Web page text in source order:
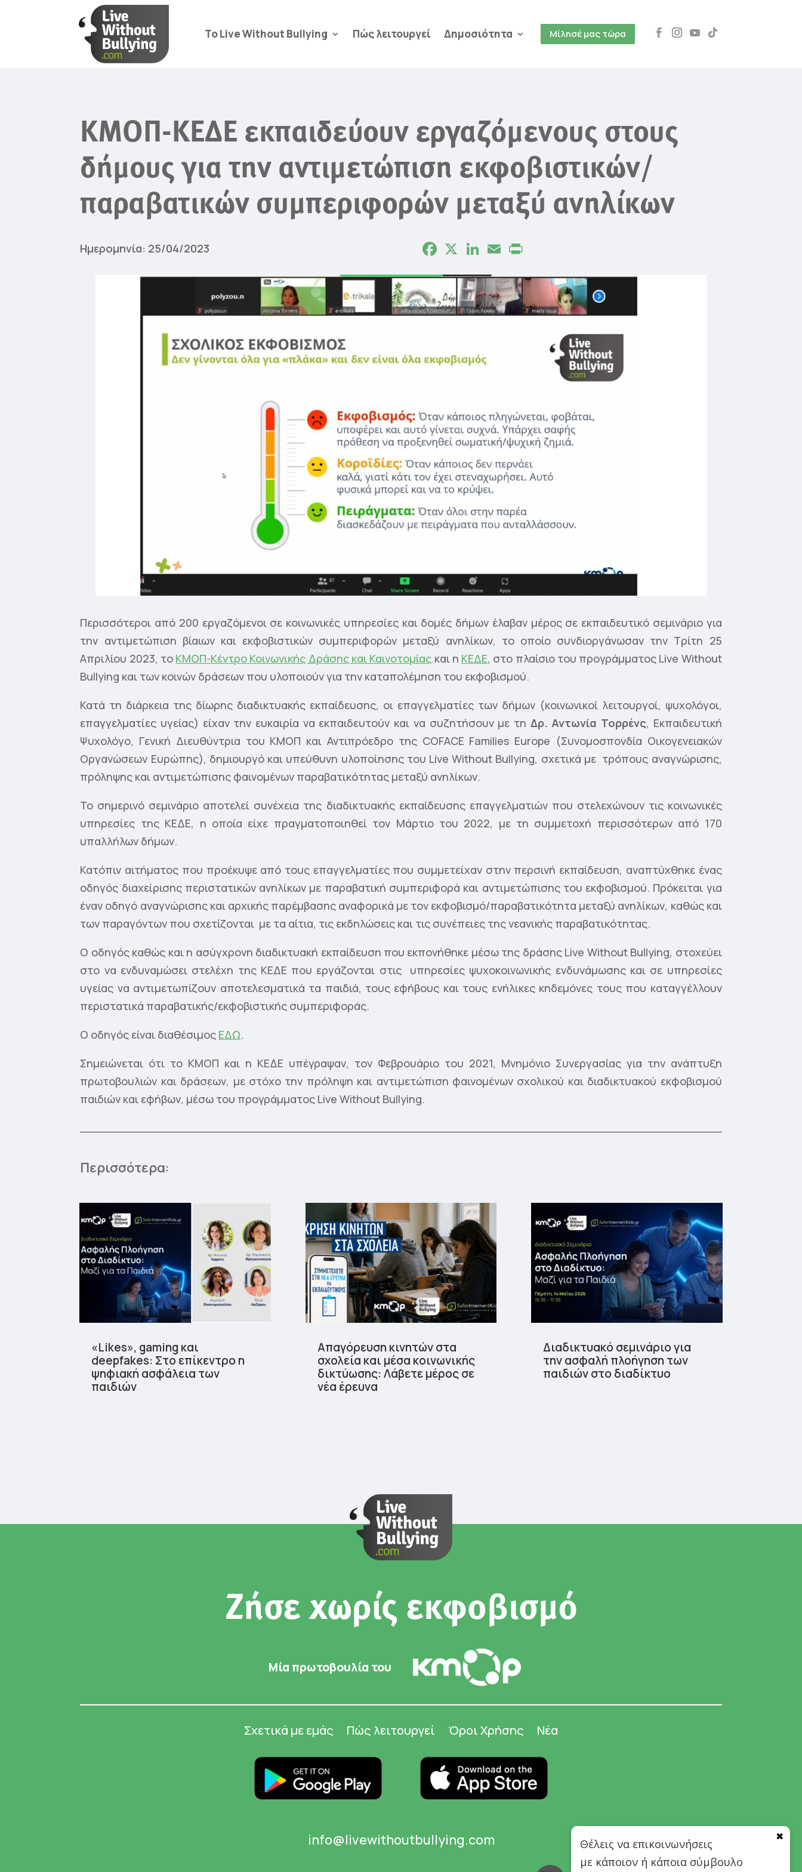
Το Live Without Bullying Πώς λειτουργεί Δημοσιότητα Μίλησέ μας τώρα
ΚΜΟΠ-ΚΕΔΕ εκπαιδεύουν εργαζόμενους στους
δήμους για την αντιμετώπιση εκφοβιστικών/
παραβατικών συμπεριφορών μεταξύ ανηλίκων
Ημερομηνία: 25/04/2023 FacebookLinkedIn
Email
Περισσότεροι από 200 εργαζόμενοι σε κοινωνικές υπηρεσίες και δομές δήμων έλαβαν μέρος σε εκπαιδευτικό σεμινάριο για
την αντιμετώπιση βίαιων και εκφοβιστικών συμπεριφορών μεταξύ ανηλίκων, το οποίο συνδιοργάνωσαν την Τρίτη 25
Απριλίου 2023, το ΚΜΟΠ-Κέντρο Κοινωνικής Δράσης και Καινοτομίας και η ΚΕΔΕ, στο πλαίσιο του προγράμματος Live Without
Bullying και των κοινών δράσεων που υλοποιούν για την καταπολέμηση του εκφοβισμού.
Κατά τη διάρκεια της δίωρης διαδικτυακής εκπαίδευσης, οι επαγγελματίες των δήμων (κοινωνικοί λειτουργοί, ψυχολόγοι,
επαγγελματίες υγείας) είχαν την ευκαιρία να εκπαιδευτούν και να συζητήσουν με τη Δρ. Αντωνία Τορρένς, Εκπαιδευτική
Ψυχολόγο, Γενική Διευθύντρια του ΚΜΟΠ και Αντιπρόεδρο της COFACE Families Europe (Συνομοσπονδία Οικογενειακών
Οργανώσεων Ευρώπης), δημιουργό και υπεύθυνη υλοποίησης του Live Without Bullying, σχετικά με τρόπους αναγνώρισης,
πρόληψης και αντιμετώπισης φαινομένων παραβατικότητας μεταξύ ανηλίκων.
Το σημερινό σεμινάριο αποτελεί συνέχεια της διαδικτυακής εκπαίδευσης επαγγελματιών που στελεχώνουν τις κοινωνικές
υπηρεσίες της ΚΕΔΕ, η οποία είχε πραγματοποιηθεί τον Μάρτιο του 2022, με τη συμμετοχή περισσότερων από 170
υπαλλήλων δήμων.
Κατόπιν αιτήματος που προέκυψε από τους επαγγελματίες που συμμετείχαν στην περσινή εκπαίδευση, αναπτύχθηκε ένας
οδηγός διαχείρισης περιστατικών ανηλίκων με παραβατική συμπεριφορά και αντιμετώπισης του εκφοβισμού. Πρόκειται για
έναν οδηγό αναγνώρισης και αρχικής παρέμβασης αναφορικά με τον εκφοβισμό/παραβατικότητα μεταξύ ανηλίκων, καθώς και
των παραγόντων που σχετίζονται με τα αίτια, τις εκδηλώσεις και τις συνέπειες της νεανικής παραβατικότητας.
Ο οδηγός καθώς και η ασύγχρονη διαδικτυακή εκπαίδευση που εκπονήθηκε μέσω της δράσης Live Without Bullying, στοχεύει
στο να ενδυναμώσει στελέχη της ΚΕΔΕ που εργάζονται στις υπηρεσίες ψυχοκοινωνικής ενδυνάμωσης και σε υπηρεσίες
υγείας να αντιμετωπίζουν αποτελεσματικά τα παιδιά, τους εφήβους και τους ενήλικες κηδεμόνες τους που καταγγέλλουν
περιστατικά παραβατικής/εκφοβιστικής συμπεριφοράς.
Ο οδηγός είναι διαθέσιμος ΕΔΩ.
Σημειώνεται ότι το ΚΜΟΠ και η ΚΕΔΕ υπέγραψαν, τον Φεβρουάριο του 2021, Μνημόνιο Συνεργασίας για την ανάπτυξη
πρωτοβουλιών και δράσεων, με στόχο την πρόληψη και αντιμετώπιση φαινομένων σχολικού και διαδικτυακού εκφοβισμού
παιδιών και εφήβων, μέσω του προγράμματος Live Without Bullying.
Περισσότερα:
«Likes», gaming και
deepfakes: Στο επίκεντρο η
ψηφιακή ασφάλεια των
παιδιών
Απαγόρευση κινητών στα
σχολεία και μέσα κοινωνικής
δικτύωσης: Λάβετε μέρος σε
νέα έρευνα
Διαδικτυακό σεμινάριο για
την ασφαλή πλοήγηση των
παιδιών στο διαδίκτυο
Ζήσε χωρίς εκφοβισμό
Μία πρωτοβουλία του
Σχετικά με εμάς Πώς λειτουργεί Όροι Χρήσης Νέα
info@livewithoutbullying.com
Θέλεις να επικοινωνήσεις
με κάποιον ή κάποια σύμβουλο
✖